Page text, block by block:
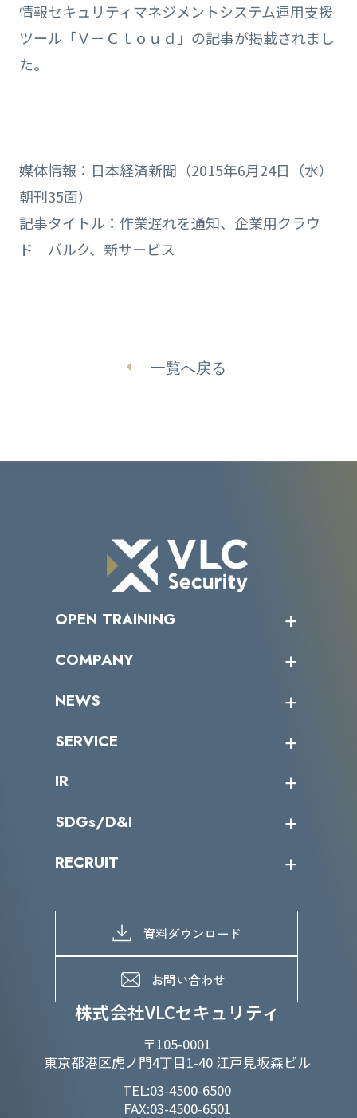
情報セキュリティマネジメントシステム運用支援
ツール「Ｖ－Ｃｌｏｕｄ」の記事が掲載されまし
た。
媒体情報：日本経済新聞（2015年6月24日（水）
朝刊35面）
記事タイトル：作業遅れを通知、企業用クラウ
ド バルク、新サービス
一覧へ戻る
株式会社VLCセキュリティ
〒105-0001
東京都港区虎ノ門4丁目1-40 江戸見坂森ビル
TEL:03-4500-6500
FAX:03-4500-6501
OPEN TRAINING
受講者の声
COMPANY
トップメッセージ
ミッション／ビジョン
パートナー企業一覧
NEWS
サイバーニュース
SERVICE
カテゴリー別サービス一覧
IR
IRカレンダー
IRライブラリー
よくあるご質問
SDGs/D&I
当グループのマテリアリティ
SDGs推進体制
D&Iの取り組み
RECRUIT
募集職種一覧
メッセージ
メンバーインタビュー
資料ダウンロード
お問い合わせ